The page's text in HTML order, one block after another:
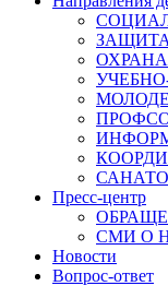
ОХРАНА
Пресс-центр
СМИ О
Новости
Вопрос-ответ